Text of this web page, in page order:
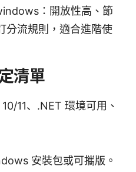
：開放性高、節
分流規則，適合進階使
清單
11、.NET 環境可用、
安裝包或可攜版。